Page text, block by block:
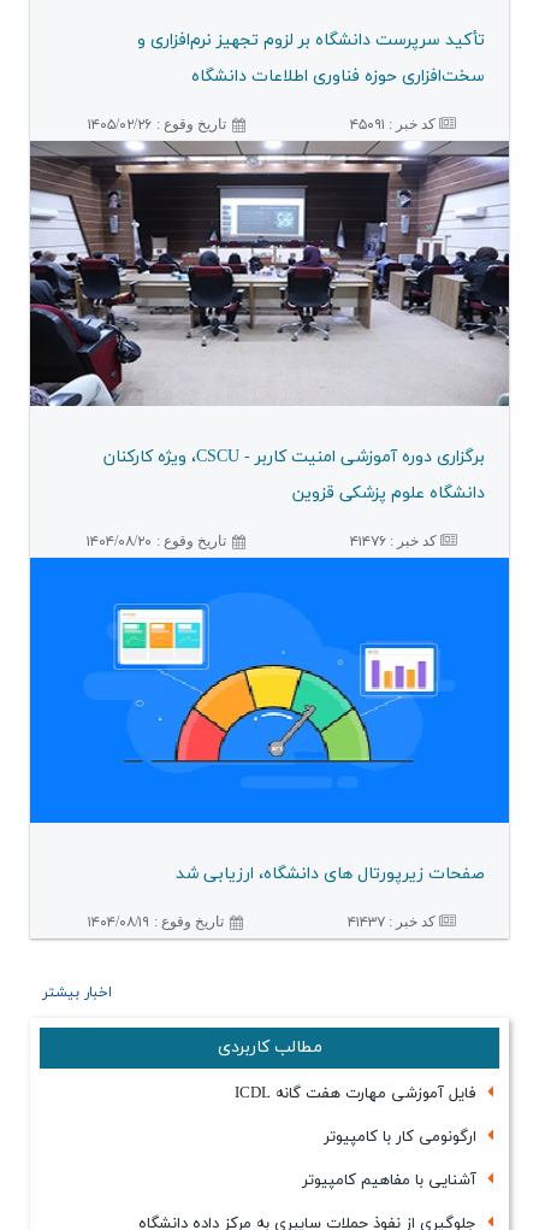
تأكید سرپرست دانشگاه بر لزوم تجهیز نرم‌افزاری و
سخت‌افزاری حوزه فناوری اطلاعات دانشگاه
کد خبر : ۴۵۰۹۱ تاريخ وقوع : ۱۴۰۵/۰۲/۲۶
برگزاری دوره آموزشی امنیت كاربر - CSCU، ویژه كاركنان
دانشگاه علوم پزشكی قزوین
کد خبر :۴۱۴۷۶ تاريخ وقوع : ۱۴۰۴/۰۸/۲۰
صفحات زیرپورتال های دانشگاه، ارزیابی شد
کد خبر : ۴۱۴۳۷ تاريخ وقوع : ۱۴۰۴/۰۸/۱۹
اخبار بیشتر
مطالب کاربردی
فایل آموزشی مهارت هفت گانه ICDL
ارگونومی كار با كامپیوتر
آشنایی با مفاهیم كامپیوتر
جلوگیری از نفوذ حملات سایبری به مركز داده دانشگاه